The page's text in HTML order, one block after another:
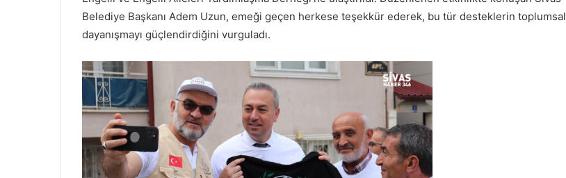
Belediye Başkanı Adem Uzun, emeği geçen herkese teşekkür ederek, bu tür desteklerin toplumsal
dayanışmayı güçlendirdiğini vurguladı.